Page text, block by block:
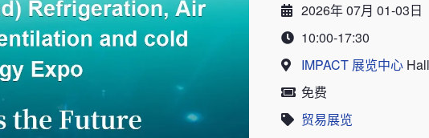
Date2026年 07月 01-03日
Time10:00-17:30
Location
IMPACT 展览中心
Price免费
Category
贸易展览